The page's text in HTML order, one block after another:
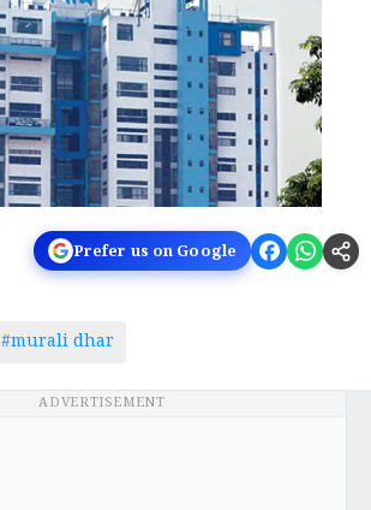
Prefer us on Google
#murali dhar
ADVERTISEMENT